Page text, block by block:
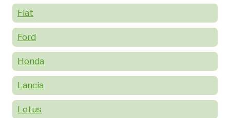
Fiat
Ford
Honda
Lancia
Lotus